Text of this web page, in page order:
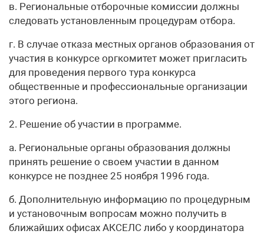
в. Региональные отборочные комиссии должны
следовать установленным процедурам отбора.
г. В случае отказа местных органов образования от
участия в конкурсе оргкомитет может пригласить
для проведения первого тура конкурса
общественные и профессиональные организации
этого региона.
2. Решение об участии в программе.
а. Региональные органы образования должны
принять решение о своем участии в данном
конкурсе не позднее 25 ноября 1996 года.
б. Дополнительную информацию по процедурным
и установочным вопросам можно получить в
ближайших офисах АКСЕЛС либо у координатора